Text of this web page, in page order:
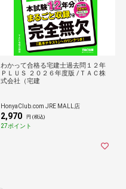
わかって合格る宅建士過去問１２年
ＰＬＵＳ ２０２６年度版 /ＴＡＣ株
式会社（宅建
HonyaClub.com JRE MALL店
2,970 円 (税込)
27ポイント